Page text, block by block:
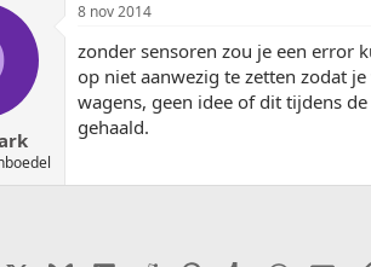
8 nov 2014
zonder sensoren zou je een error
op niet aanwezig te zetten zodat
wagens, geen idee of dit tijdens
gehaald.